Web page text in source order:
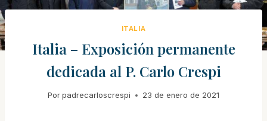
ITALIA
Italia – Exposición permanente
dedicada al P. Carlo Crespi
Por padrecarloscrespi 23 de enero de 2021